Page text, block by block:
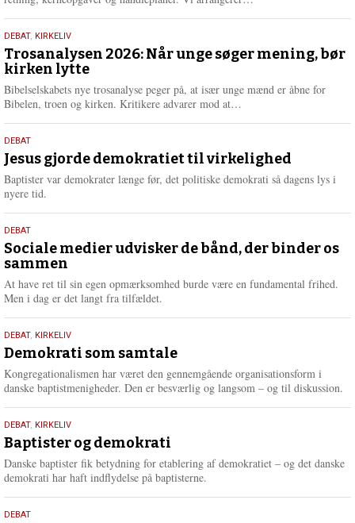
e
2.
juni
2026
DEBAT, KIRKELIV
Trosanalysen 2026: Når unge søger mening, bør
kirken lytte
Bibelselskabets nye trosanalyse peger på, at især unge mænd er åbne for
Bibelen, troen og kirken. Kritikere advarer mod at…
e
r
18.
maj
2026
DEBAT
Jesus gjorde demokratiet til virkelighed
Baptister var demokrater længe før, det politiske demokrati så dagens lys i
nyere tid.
18.
maj
2026
DEBAT
Sociale medier udvisker de bånd, der binder os
sammen
At have ret til sin egen opmærksomhed burde være en fundamental frihed.
Men i dag er det langt fra tilfældet.
18.
maj
2026
DEBAT, KIRKELIV
Demokrati som samtale
Kongregationalismen har været den gennemgående organisationsform i
danske baptistmenigheder. Den er besværlig og langsom – og til diskussion.
18.
maj
2026
DEBAT, KIRKELIV
Baptister og demokrati
Danske baptister fik betydning for etablering af demokratiet – og det danske
demokrati har haft indflydelse på baptisterne.
18.
DEBAT